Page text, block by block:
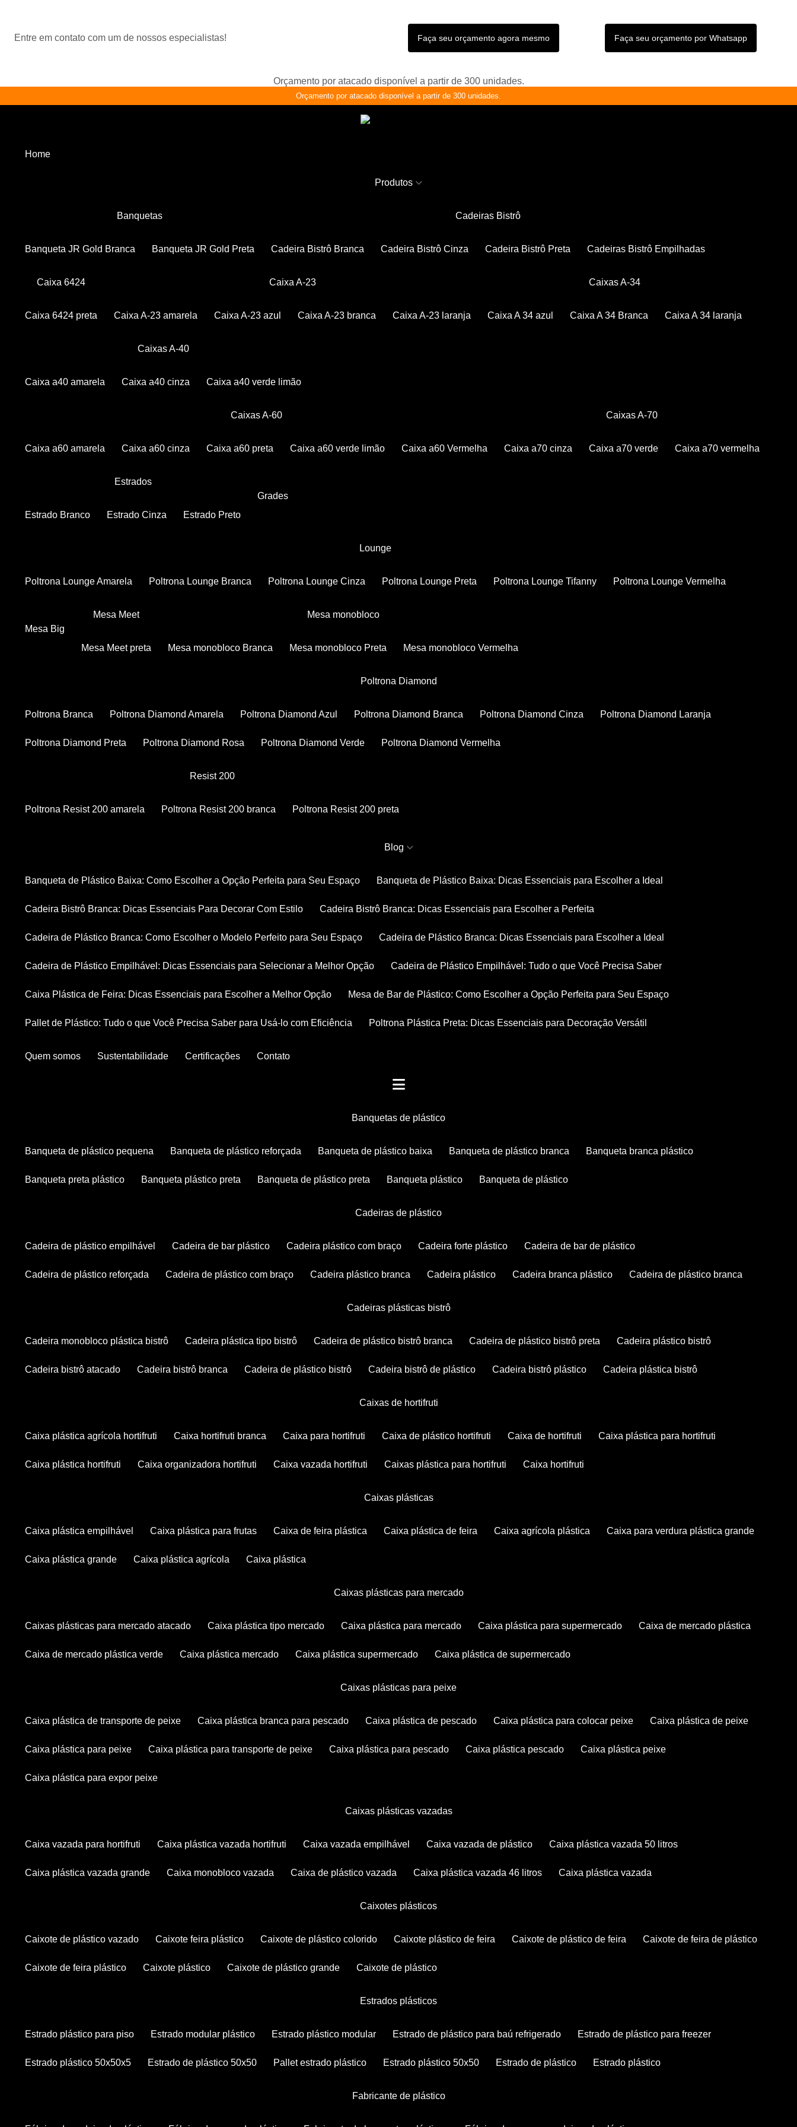
Entre em contato com um de nossos especialistas! Faça seu orçamento agora mesmo Faça seu orçamento por Whatsapp
Orçamento por atacado disponível a partir de 300 unidades.
Orçamento por atacado disponível a partir de 300 unidades.
Home
Produtos
Banquetas
Banqueta JR Gold Branca Banqueta JR Gold Preta
Cadeiras Bistrô
Cadeira Bistrô Branca Cadeira Bistrô Cinza Cadeira Bistrô Preta Cadeiras Bistrô Empilhadas
Caixa 6424
Caixa 6424 preta
Caixa A-23
Caixa A-23 amarela Caixa A-23 azul Caixa A-23 branca Caixa A-23 laranja
Caixas A-34
Caixa A 34 azul Caixa A 34 Branca Caixa A 34 laranja
Caixas A-40
Caixa a40 amarela Caixa a40 cinza Caixa a40 verde limão
Caixas A-60
Caixa a60 amarela Caixa a60 cinza Caixa a60 preta Caixa a60 verde limão Caixa a60 Vermelha
Caixas A-70
Caixa a70 cinza Caixa a70 verde Caixa a70 vermelha
Estrados
Estrado Branco Estrado Cinza Estrado Preto
Grades
Lounge
Poltrona Lounge Amarela Poltrona Lounge Branca Poltrona Lounge Cinza Poltrona Lounge Preta Poltrona Lounge Tifanny Poltrona Lounge Vermelha
Mesa Big
Mesa Meet
Mesa Meet preta
Mesa monobloco
Mesa monobloco Branca Mesa monobloco Preta Mesa monobloco Vermelha
Poltrona Diamond
Poltrona Branca Poltrona Diamond Amarela Poltrona Diamond Azul Poltrona Diamond Branca Poltrona Diamond Cinza Poltrona Diamond Laranja
Poltrona Diamond Preta Poltrona Diamond Rosa Poltrona Diamond Verde Poltrona Diamond Vermelha
Resist 200
Poltrona Resist 200 amarela Poltrona Resist 200 branca Poltrona Resist 200 preta
Blog
Banqueta de Plástico Baixa: Como Escolher a Opção Perfeita para Seu Espaço Banqueta de Plástico Baixa: Dicas Essenciais para Escolher a Ideal
Cadeira Bistrô Branca: Dicas Essenciais Para Decorar Com Estilo Cadeira Bistrô Branca: Dicas Essenciais para Escolher a Perfeita
Cadeira de Plástico Branca: Como Escolher o Modelo Perfeito para Seu Espaço Cadeira de Plástico Branca: Dicas Essenciais para Escolher a Ideal
Cadeira de Plástico Empilhável: Dicas Essenciais para Selecionar a Melhor Opção Cadeira de Plástico Empilhável: Tudo o que Você Precisa Saber
Caixa Plástica de Feira: Dicas Essenciais para Escolher a Melhor Opção Mesa de Bar de Plástico: Como Escolher a Opção Perfeita para Seu Espaço
Pallet de Plástico: Tudo o que Você Precisa Saber para Usá-lo com Eficiência Poltrona Plástica Preta: Dicas Essenciais para Decoração Versátil
Quem somos Sustentabilidade Certificações Contato
banquetas de plástico
banqueta de plástico pequena banqueta de plástico reforçada banqueta de plástico baixa banqueta de plástico branca banqueta branca plástico
banqueta preta plástico banqueta plástico preta banqueta de plástico preta banqueta plástico banqueta de plástico
cadeiras de plástico
cadeira de plástico empilhável cadeira de bar plástico cadeira plástico com braço cadeira forte plástico cadeira de bar de plástico
cadeira de plástico reforçada cadeira de plástico com braço cadeira plástico branca cadeira plástico cadeira branca plástico cadeira de plástico branca
cadeiras plásticas bistrô
cadeira monobloco plástica bistrô cadeira plástica tipo bistrô cadeira de plástico bistrô branca cadeira de plástico bistrô preta cadeira plástico bistrô
cadeira bistrô atacado cadeira bistrô branca cadeira de plástico bistrô cadeira bistrô de plástico cadeira bistrô plástico cadeira plástica bistrô
caixas de hortifruti
caixa plástica agrícola hortifruti caixa hortifruti branca caixa para hortifruti caixa de plástico hortifruti caixa de hortifruti caixa plástica para hortifruti
caixa plástica hortifruti caixa organizadora hortifruti caixa vazada hortifruti caixas plástica para hortifruti caixa hortifruti
caixas plásticas
caixa plástica empilhável caixa plástica para frutas caixa de feira plástica caixa plástica de feira caixa agrícola plástica caixa para verdura plástica grande
caixa plástica grande caixa plástica agrícola caixa plástica
caixas plásticas para mercado
caixas plásticas para mercado atacado caixa plástica tipo mercado caixa plástica para mercado caixa plástica para supermercado caixa de mercado plástica
caixa de mercado plástica verde caixa plástica mercado caixa plástica supermercado caixa plástica de supermercado
caixas plásticas para peixe
caixa plástica de transporte de peixe caixa plástica branca para pescado caixa plástica de pescado caixa plástica para colocar peixe caixa plástica de peixe
caixa plástica para peixe caixa plástica para transporte de peixe caixa plástica para pescado caixa plástica pescado caixa plástica peixe
caixa plástica para expor peixe
caixas plásticas vazadas
caixa vazada para hortifruti caixa plástica vazada hortifruti caixa vazada empilhável caixa vazada de plástico caixa plástica vazada 50 litros
caixa plástica vazada grande caixa monobloco vazada caixa de plástico vazada caixa plástica vazada 46 litros caixa plástica vazada
caixotes plásticos
caixote de plástico vazado caixote feira plástico caixote de plástico colorido caixote plástico de feira caixote de plástico de feira caixote de feira de plástico
caixote de feira plástico caixote plástico caixote de plástico grande caixote de plástico
estrados plásticos
estrado plástico para piso estrado modular plástico estrado plástico modular estrado de plástico para baú refrigerado estrado de plástico para freezer
estrado plástico 50x50x5 estrado de plástico 50x50 pallet estrado plástico estrado plástico 50x50 estrado de plástico estrado plástico
fabricante de plástico